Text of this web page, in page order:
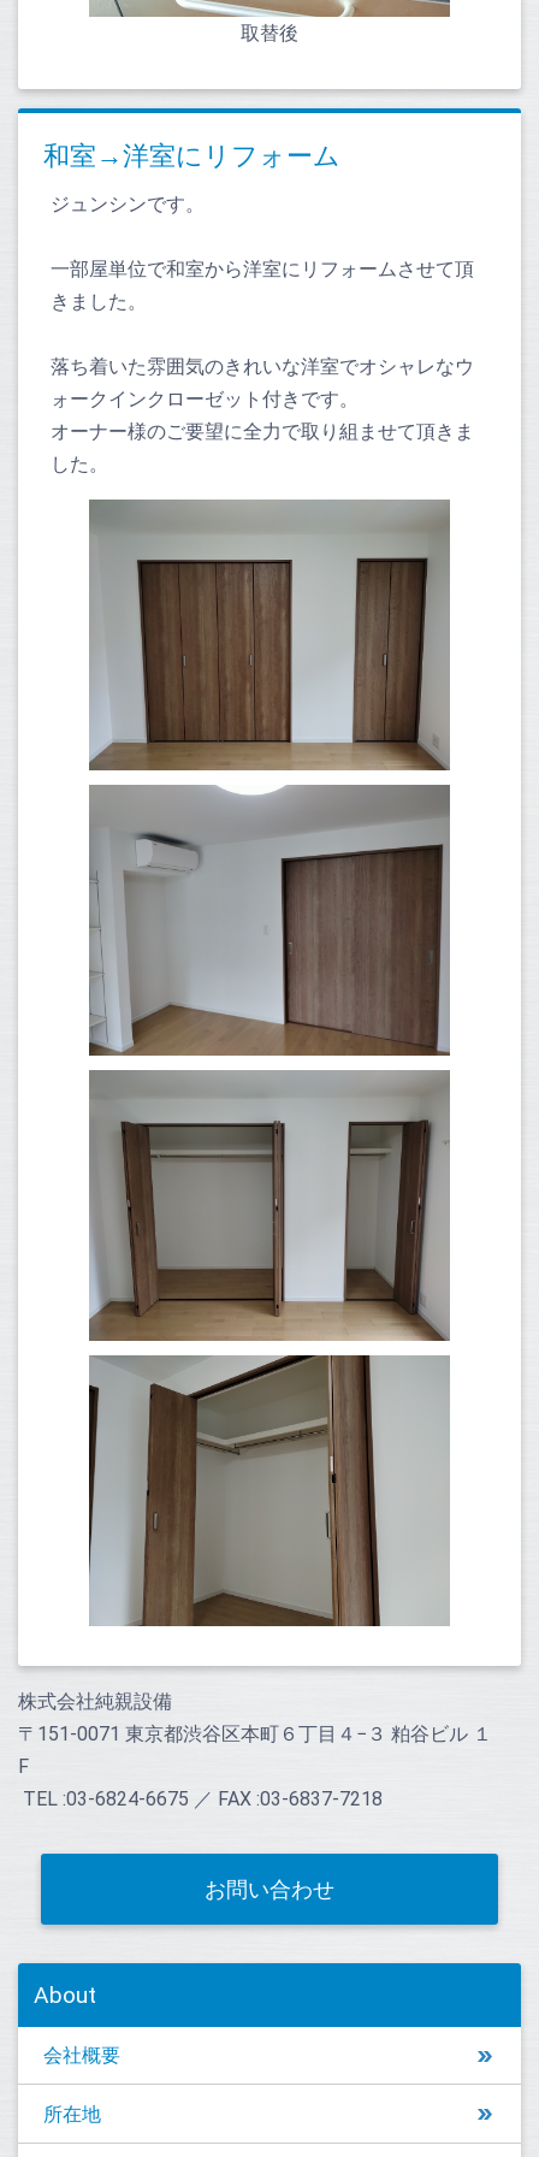
取替後
和室→洋室にリフォーム
ジュンシンです。
一部屋単位で和室から洋室にリフォームさせて頂
きました。
落ち着いた雰囲気のきれいな洋室でオシャレなウ
ォークインクローゼット付きです。
オーナー様のご要望に全力で取り組ませて頂きま
した。
株式会社純親設備
〒151-0071 東京都渋谷区本町６丁目４−３ 粕谷ビル １
F
TEL :03-6824-6675 ／ FAX :03-6837-7218
お問い合わせ
About
会社概要
所在地